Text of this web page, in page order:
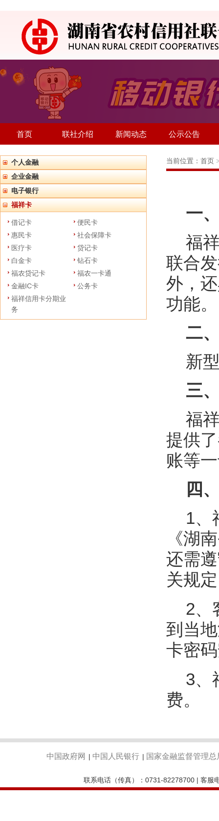
首页 联社介绍 新闻动态 公示公告
个人金融
企业金融
电子银行
福祥卡
借记卡
便民卡
惠民卡
社会保障卡
医疗卡
贷记卡
白金卡
钻石卡
福农贷记卡
福农一卡通
金融IC卡
公务卡
福祥信用卡分期业
务
当前位置： 首页
一、
福祥
联合
外，
功能。
二、
新型
三、
福祥
提供
账等
四、
1、
《湖
还需
关规
2、
到当
卡密
3、
费。
中国政府网 | 中国人民银行 | 国家金融监督管理总
联系电话（传真）：0731-82278700 | 客服